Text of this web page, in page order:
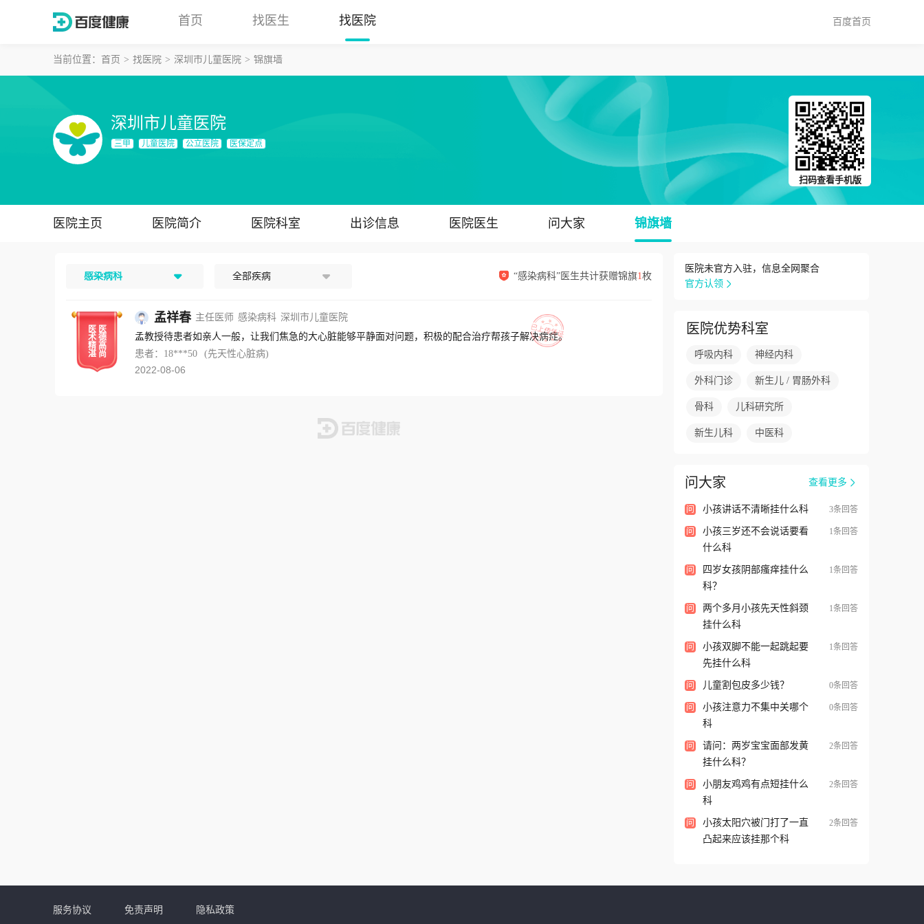
首页 找医生 找医院 百度首页
当前位置： 首页 找医院 深圳市儿童医院 锦旗墙
深圳市儿童医院
三甲 儿童医院 公立医院 医保定点
扫码查看手机版
医院主页 医院简介 医院科室 出诊信息 医院医生 问大家 锦旗墙
感染病科 全部疾病 “感染病科”医生共计获赠锦旗1枚
医
术
精
湛
医
德
高
尚
孟祥春 主任医师 感染病科 深圳市儿童医院
孟教授待患者如亲人一般，让我们焦急的大心脏能够平静面对问题，积极的配合治疗帮孩子解决病症。
患者：18***50
(先天性心脏病)
2022-08-06
医院未官方入驻，信息全网聚合
官方认领
医院优势科室
呼吸内科 神经内科
外科门诊 新生儿 / 胃肠外科
骨科 儿科研究所
新生儿科 中医科
问大家 查看更多
问 小孩讲话不清晰挂什么科 3条回答
问
小孩三岁还不会说话要看
什么科
1条回答
问
四岁女孩阴部瘙痒挂什么
科？
1条回答
问
两个多月小孩先天性斜颈
挂什么科
1条回答
问
小孩双脚不能一起跳起要
先挂什么科
1条回答
问 儿童割包皮多少钱？ 0条回答
问
小孩注意力不集中关哪个
科
0条回答
问
请问：两岁宝宝面部发黄
挂什么科？
2条回答
问
小朋友鸡鸡有点短挂什么
科
2条回答
问
小孩太阳穴被门打了一直
凸起来应该挂那个科
2条回答
服务协议 免责声明 隐私政策